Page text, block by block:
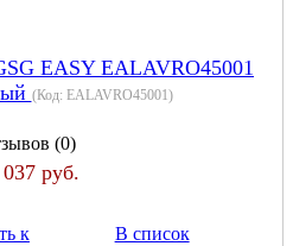
EASY EALAVRO45001
(Код: EALAVRO45001)
(0)
руб.
к
В список